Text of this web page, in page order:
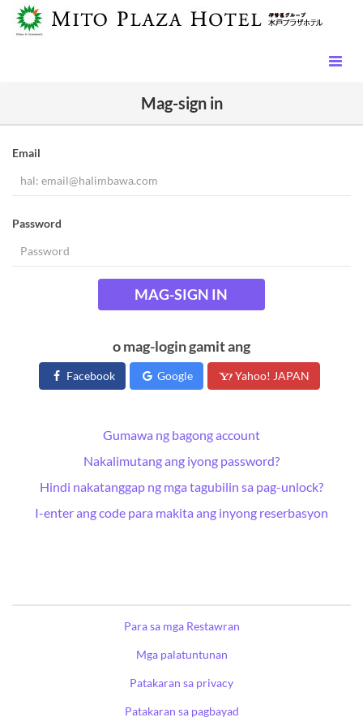
Mag-sign in
Email
Password
MAG-SIGN IN
o mag-login gamit ang
Facebook Google Yahoo! JAPAN
Gumawa ng bagong account
Nakalimutang ang iyong password?
Hindi nakatanggap ng mga tagubilin sa pag-unlock?
I-enter ang code para makita ang inyong reserbasyon
Para sa mga Restawran
Mga palatuntunan
Patakaran sa privacy
Patakaran sa pagbayad